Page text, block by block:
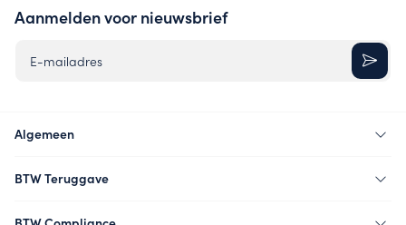
Algemeen
BTW Teruggave
Aanmelden voor nieuwsbrief
E-mailadres